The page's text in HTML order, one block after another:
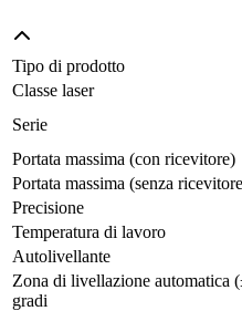
Tipo di prodotto
Classe laser
Serie
Portata massima (con ricevitore)
Portata massima (senza
Precisione
Temperatura di lavoro
Autolivellante
Zona di livellazione automatica
gradi